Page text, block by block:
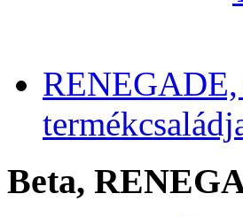
Beta,